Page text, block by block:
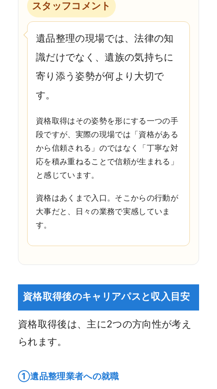
スタッフコメント
遺品整理の現場では、法律の知
識だけでなく、遺族の気持ちに
寄り添う姿勢が何より大切で
す。
資格取得はその姿勢を形にする一つの手
段ですが、実際の現場では「資格がある
から信頼される」のではなく「丁寧な対
応を積み重ねることで信頼が生まれる」
と感じています。
資格はあくまで入口。そこからの行動が
大事だと、日々の業務で実感していま
す。
資格取得後のキャリアパスと収入目安
資格取得後は、主に2つの方向性が考え
られます。
①遺品整理業者への就職